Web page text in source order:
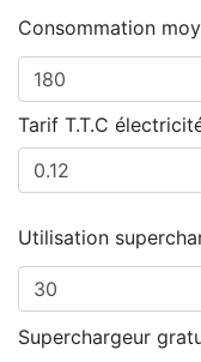
Consommation
Tarif T.T.C
Utilisation
Superchargeur